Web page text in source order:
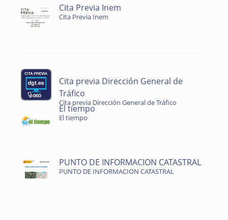
Cita Previa Inem
Cita Previa Inem
Cita previa Dirección General de
Tráfico
Cita previa Dirección General de Tráfico
El tiempo
El tiempo
PUNTO DE INFORMACION CATASTRAL
PUNTO DE INFORMACION CATASTRAL